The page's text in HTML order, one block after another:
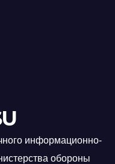
информационно-
обороны